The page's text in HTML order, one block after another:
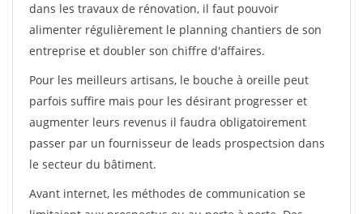
dans les travaux de rénovation, il faut pouvoir
alimenter régulièrement le planning chantiers de son
entreprise et doubler son chiffre d'affaires.
Pour les meilleurs artisans, le bouche à oreille peut
parfois suffire mais pour les désirant progresser et
augmenter leurs revenus il faudra obligatoirement
passer par un fournisseur de leads prospectsion dans
le secteur du bâtiment.
Avant internet, les méthodes de communication se